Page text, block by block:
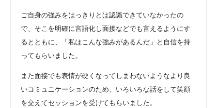
ご自身の強みをはっきりとは認識できていなかったの
で、そこを明確に言語化し面接などでも言えるようにす
るとともに、「私はこんな強みがあるんだ」と自信を持
ってもらいました。
また面接でも表情が硬くなってしまわないようなより良
いコミュニケーションのため、いろいろな話をして笑顔
を交えてセッションを受けてもらいました。